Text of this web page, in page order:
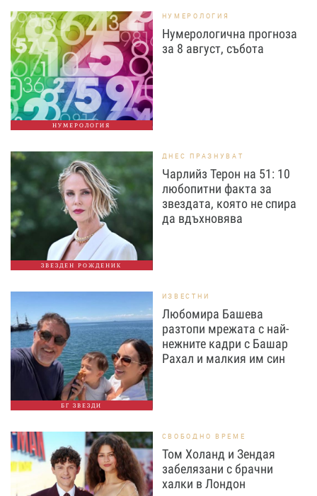
НУМЕРОЛОГИЯ
НУМЕРОЛОГИЯ
Нумерологична прогноза
за 8 август, събота
ЗВЕЗДЕН РОЖДЕНИК
ДНЕС ПРАЗНУВАТ
Чарлийз Терон на 51: 10
любопитни факта за
звездата, която не спира
да вдъхновява
БГ ЗВЕЗДИ
ИЗВЕСТНИ
Любомира Башева
разтопи мрежата с най-
нежните кадри с Башар
Рахал и малкия им син
СВОБОДНО ВРЕМЕ
Том Холанд и Зендая
забелязани с брачни
халки в Лондон